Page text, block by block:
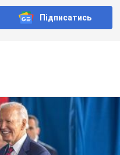
Підписатись